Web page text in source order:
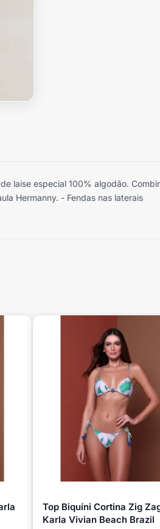
laise especial 100% algodão.
Hermanny. - Fendas nas laterais
Top Biquíni Cortina Zig
Karla Vivian Beach Brazil